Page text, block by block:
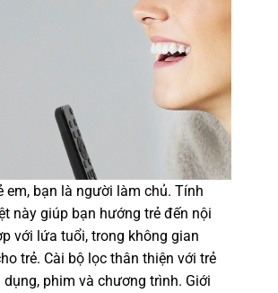
em, bạn là người làm chủ. Tính
này giúp bạn hướng trẻ đến nội
với lứa tuổi, trong không gian
trẻ. Cài bộ lọc thân thiện với trẻ
phim và chương trình. Giới